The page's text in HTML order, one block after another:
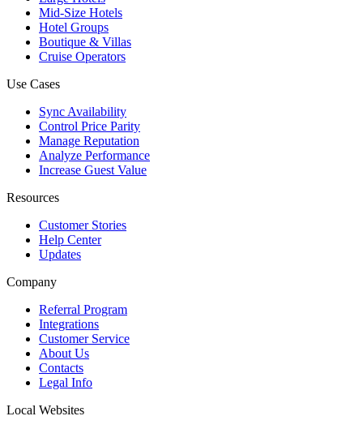
Mid-Size Hotels
Hotel Groups
Boutique & Villas
Cruise Operators
Use Cases
Sync Availability
Control Price Parity
Manage Reputation
Analyze Performance
Increase Guest Value
Resources
Customer Stories
Help Center
Updates
Company
Referral Program
Integrations
Customer Service
About Us
Contacts
Legal Info
Local Websites